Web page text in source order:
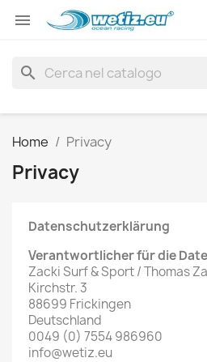

search
Home Privacy
Privacy
Datenschutzerklärung
Verantwortlicher für die
Zacki Surf & Sport / Thomas
Kirchstr. 3
88699 Frickingen
Deutschland
0049 (0) 7554 986960
info@wetiz.eu